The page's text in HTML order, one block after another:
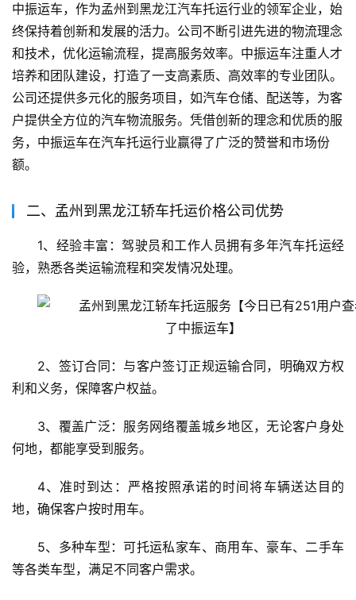
中振运车，作为孟州到黑龙江汽车托运行业的领军企业，始
终保持着创新和发展的活力。公司不断引进先进的物流理念
和技术，优化运输流程，提高服务效率。中振运车注重人才
培养和团队建设，打造了一支高素质、高效率的专业团队。
公司还提供多元化的服务项目，如汽车仓储、配送等，为客
户提供全方位的汽车物流服务。凭借创新的理念和优质的服
务，中振运车在汽车托运行业赢得了广泛的赞誉和市场份
额。
二、孟州到黑龙江轿车托运价格公司优势
1、经验丰富：驾驶员和工作人员拥有多年汽车托运经
验，熟悉各类运输流程和突发情况处理。
2、签订合同：与客户签订正规运输合同，明确双方权
利和义务，保障客户权益。
3、覆盖广泛：服务网络覆盖城乡地区，无论客户身处
何地，都能享受到服务。
4、准时到达：严格按照承诺的时间将车辆送达目的
地，确保客户按时用车。
5、多种车型：可托运私家车、商用车、豪车、二手车
等各类车型，满足不同客户需求。